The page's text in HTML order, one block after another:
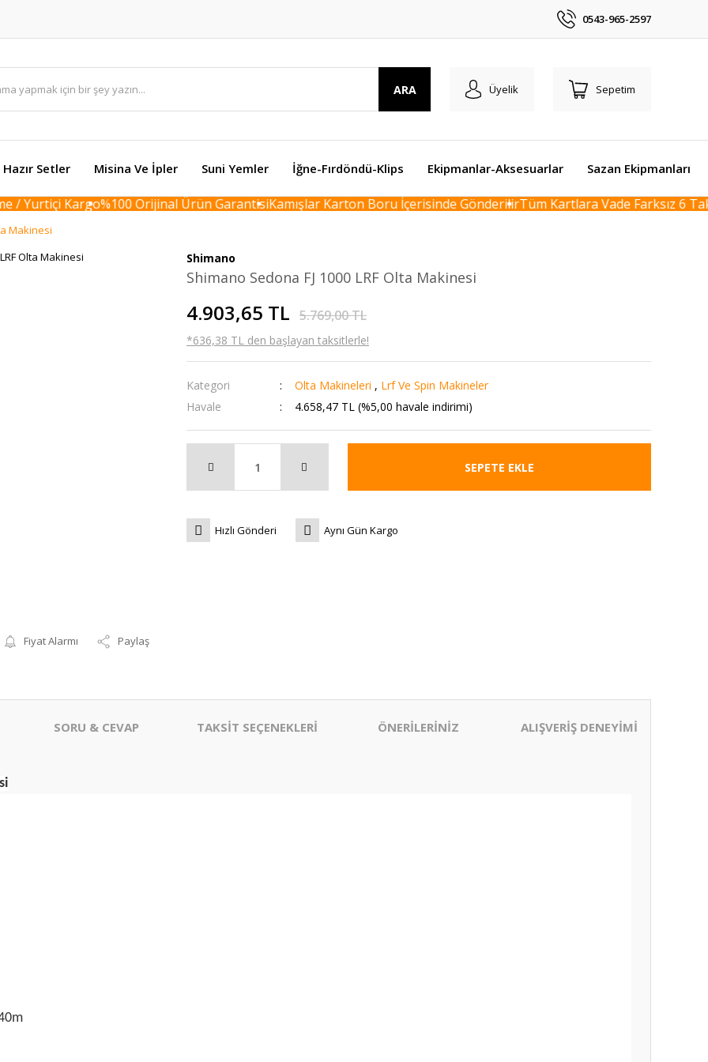
0543-965-2597
ARA Üyelik Sepetim
Hazır Setler Misina Ve İpler Suni Yemler İğne-Fırdöndü-Klips Ekipmanlar-Aksesuarlar Sazan Ekipmanları
/ Yurtiçi Kargo%100 Orijinal Ürün GarantisiKamışlar Karton Boru İçerisinde GönderilirTüm Kartlara Vade Farksız 6
Makinesi
Fiyat Alarmı Paylaş
Shimano
Shimano Sedona FJ 1000 LRF Olta Makinesi
4.903,65 TL 5.769,00 TL
*636,38 TL den başlayan taksitlerle!
Kategori Olta Makineleri , Lrf Ve Spin Makineler
Havale
4.658,47 TL (%5,00 havale indirimi)
SEPETE EKLE
Hızlı Gönderi Aynı Gün Kargo
SORU & CEVAP TAKSİT SEÇENEKLERİ ÖNERİLERİNİZ ALIŞVERİŞ DENEYİMİ